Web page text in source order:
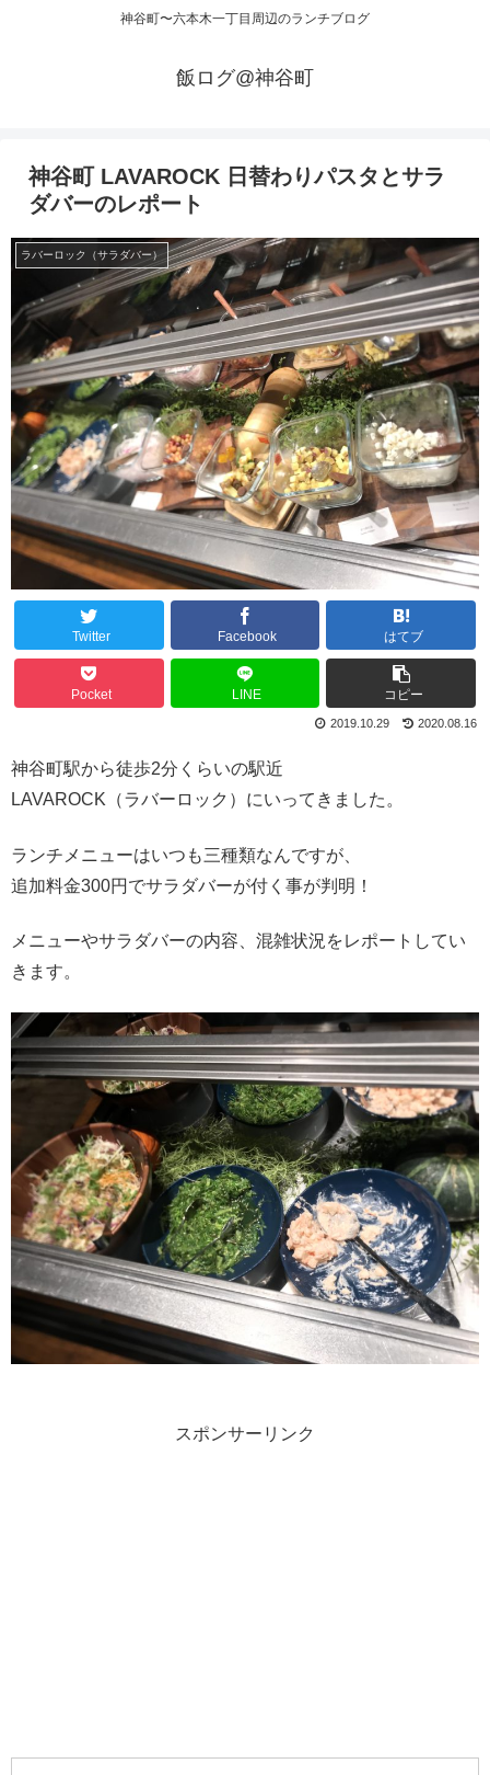
神谷町〜六本木一丁目周辺のランチブログ
飯ログ@神谷町
神谷町 LAVAROCK 日替わりパスタとサラ
ダバーのレポート
ラバーロック（サラダバー）
Twitter Facebook はてブ
Pocket LINE コピー
2020.08.16
2019.10.29
神谷町駅から徒歩2分くらいの駅近
LAVAROCK（ラバーロック）にいってきました。
ランチメニューはいつも三種類なんですが、
追加料金300円でサラダバーが付く事が判明！
メニューやサラダバーの内容、混雑状況をレポートしてい
きます。
スポンサーリンク